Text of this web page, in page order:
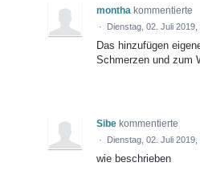
montha kommentierte
· Dienstag, 02. Juli
Das hinzufügen
Schmerzen und zum
Sibe kommentierte
· Dienstag, 02. Juli
wie beschrieben